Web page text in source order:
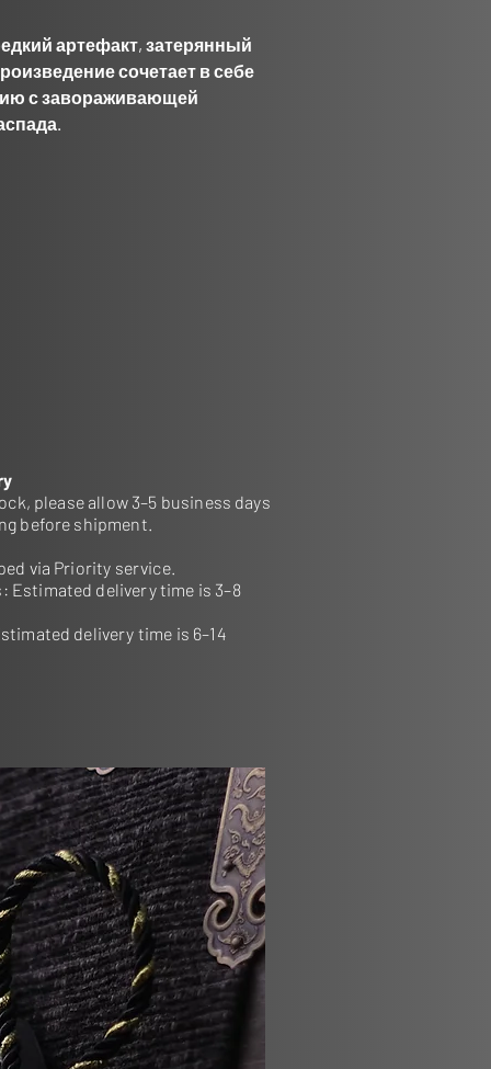
артефакт, затерянный
сочетает в себе
с завораживающей
please allow 3–5 business days
before shipment.
via Priority service.
delivery time is 3–8
delivery time is 6–14